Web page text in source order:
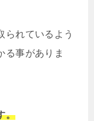
られているよう
る事がありま
。